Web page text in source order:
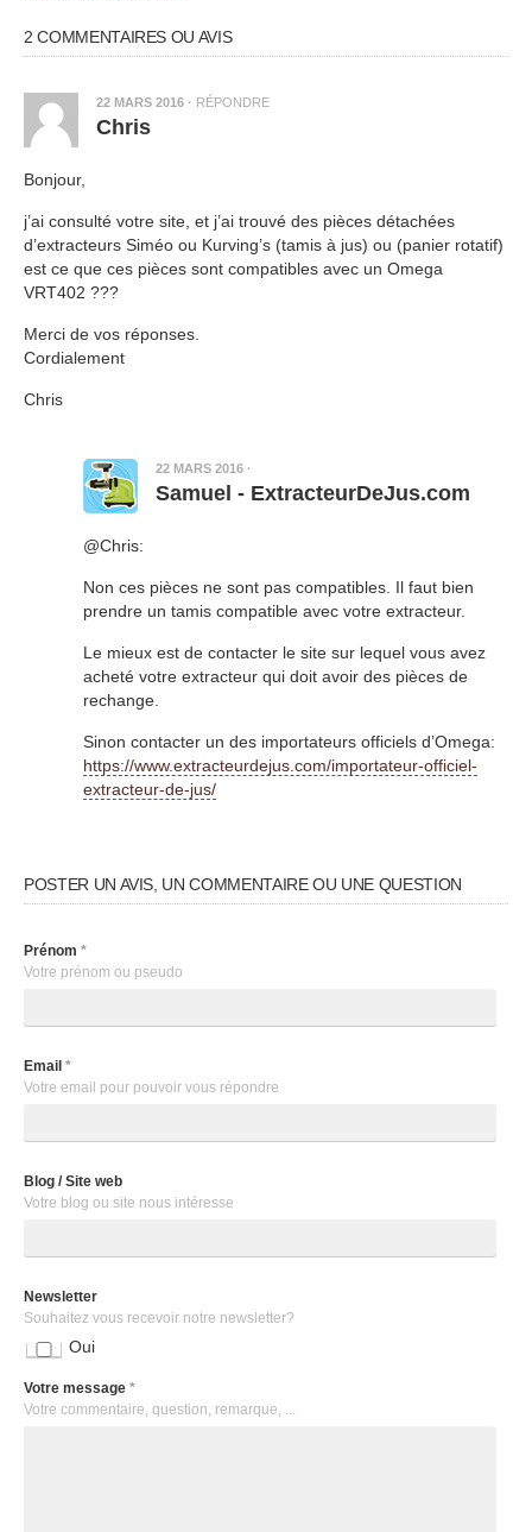
2 COMMENTAIRES OU AVIS
22 MARS 2016 · RÉPONDRE
Chris
Bonjour,
j’ai consulté votre site, et j’ai trouvé des pièces détachées
d’extracteurs Siméo ou Kurving’s (tamis à jus) ou (panier rotatif)
est ce que ces pièces sont compatibles avec un Omega
VRT402 ???
Merci de vos réponses.
Cordialement
Chris
22 MARS 2016 ·
Samuel - ExtracteurDeJus.com
@Chris:
Non ces pièces ne sont pas compatibles. Il faut bien
prendre un tamis compatible avec votre extracteur.
Le mieux est de contacter le site sur lequel vous avez
acheté votre extracteur qui doit avoir des pièces de
rechange.
Sinon contacter un des importateurs officiels d’Omega:
https://www.extracteurdejus.com/importateur-officiel-
extracteur-de-jus/
POSTER UN AVIS, UN COMMENTAIRE OU UNE QUESTION
Prénom *
Votre prénom ou pseudo
Email *
Votre email pour pouvoir vous répondre
Blog / Site web
Votre blog ou site nous intéresse
Newsletter
Souhaitez vous recevoir notre newsletter?
Oui
Votre message *
Votre commentaire, question, remarque, ...